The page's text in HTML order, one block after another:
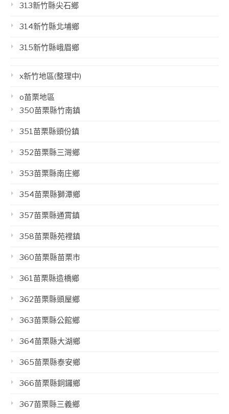
313新竹縣尖石鄉
314新竹縣北埔鄉
315新竹縣峨眉鄉
x新竹地區(整理中)
o苗栗地區
350苗栗縣竹南鎮
351苗栗縣頭份鎮
352苗栗縣三灣鄉
353苗栗縣南庄鄉
354苗栗縣獅潭鄉
357苗栗縣通霄鎮
358苗栗縣苑裡鎮
360苗栗縣苗栗市
361苗栗縣造橋鄉
362苗栗縣頭屋鄉
363苗栗縣公館鄉
364苗栗縣大湖鄉
365苗栗縣泰安鄉
366苗栗縣銅鑼鄉
367苗栗縣三義鄉